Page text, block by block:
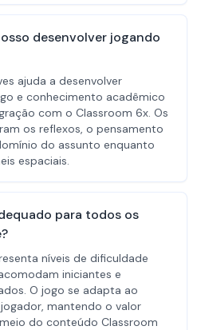
desenvolver jogando
ajuda a desenvolver
e conhecimento acadêmico
com o Classroom 6x. Os
os reflexos, o pensamento
do assunto enquanto
espaciais.
para todos os
níveis de dificuldade
iniciantes e
O jogo se adapta ao
mantendo o valor
do conteúdo Classroom